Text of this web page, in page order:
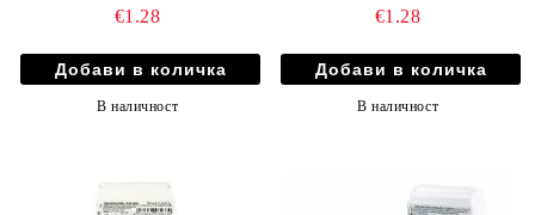
€1.28
В наличност
€1.28
В наличност